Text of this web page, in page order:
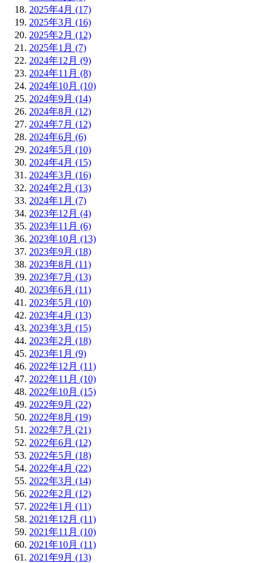
2025年4月 (17)
2025年3月 (16)
2025年2月 (12)
2025年1月 (7)
2024年12月 (9)
2024年11月 (8)
2024年10月 (10)
2024年9月 (14)
2024年8月 (12)
2024年7月 (12)
2024年6月 (6)
2024年5月 (10)
2024年4月 (15)
2024年3月 (16)
2024年2月 (13)
2024年1月 (7)
2023年12月 (4)
2023年11月 (6)
2023年10月 (13)
2023年9月 (18)
2023年8月 (11)
2023年7月 (13)
2023年6月 (11)
2023年5月 (10)
2023年4月 (13)
2023年3月 (15)
2023年2月 (18)
2023年1月 (9)
2022年12月 (11)
2022年11月 (10)
2022年10月 (15)
2022年9月 (22)
2022年8月 (19)
2022年7月 (21)
2022年6月 (12)
2022年5月 (18)
2022年4月 (22)
2022年3月 (14)
2022年2月 (12)
2022年1月 (11)
2021年12月 (11)
2021年11月 (10)
2021年10月 (11)
2021年9月 (13)